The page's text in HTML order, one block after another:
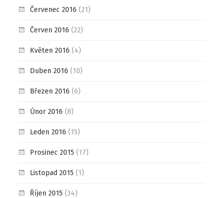
Červenec 2016 (21)
Červen 2016 (22)
Květen 2016 (4)
Duben 2016 (10)
Březen 2016 (6)
Únor 2016 (8)
Leden 2016 (15)
Prosinec 2015 (17)
Listopad 2015 (1)
Říjen 2015 (34)